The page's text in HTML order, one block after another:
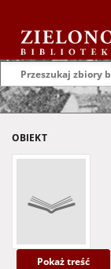
OBIEKT
Pokaż treść